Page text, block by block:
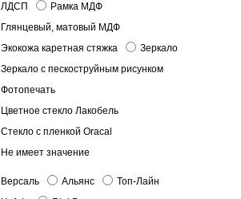
ЛДСП
Рамка МДФ
Глянцевый, матовый МДФ
Экокожа каретная стяжка
Зеркало
Зеркало с пескоструйным рисунком
Фотопечать
Цветное стекло Лакобель
Стекло с пленкой Oracal
Не имеет значение
Версаль Альянс
Топ-Лайн